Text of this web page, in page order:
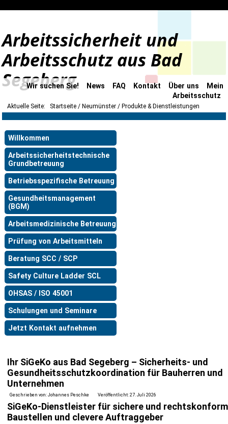
Arbeitssicherheit und
Arbeitsschutz aus Bad
Segeberg
Wir suchen Sie! News FAQ Kontakt Über uns
Mein
Arbeitsschutz
Aktuelle Seite: Startseite Neumünster Produkte & Dienstleistungen
Willkommen
Arbeitssicherheitstechnische
Grundbetreuung
Betriebsspezifische Betreuung
Gesundheitsmanagement
(BGM)
Arbeitsmedizinische Betreuung
Prüfung von Arbeitsmitteln
Beratung SCC / SCP
Safety Culture Ladder SCL
OHSAS / ISO 45001
Schulungen und Seminare
Jetzt Kontakt aufnehmen
Ihr SiGeKo aus Bad Segeberg – Sicherheits- und
Gesundheitsschutzkoordination für Bauherren und
Unternehmen
Geschrieben von:Johannes Peschke Veröffentlicht: 27. Juli 2026
SiGeKo-Dienstleister für sichere und
Baustellen und clevere Auftraggeber